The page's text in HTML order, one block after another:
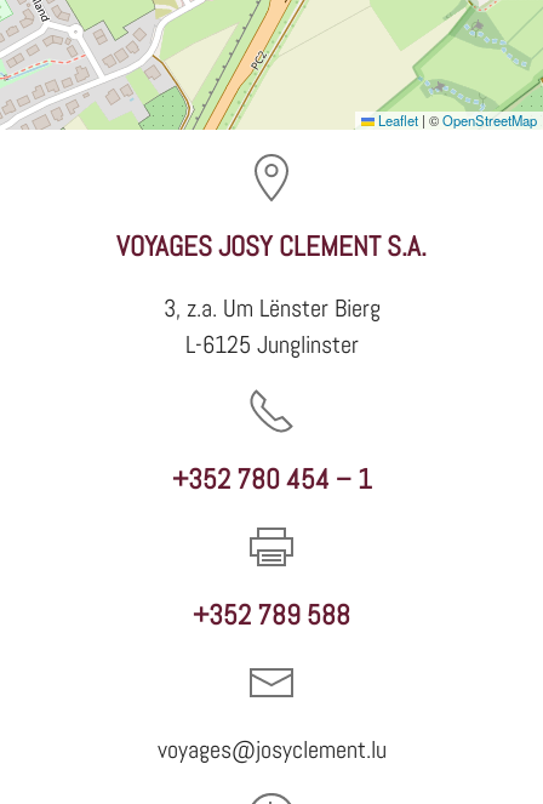
Leaflet | ©OpenStreetMap
VOYAGES JOSY CLEMENT S.A.
3, z.a. Um Lënster Bierg
L-6125 Junglinster
+352 780 454 – 1
+352 789 588
voyages@josyclement.lu